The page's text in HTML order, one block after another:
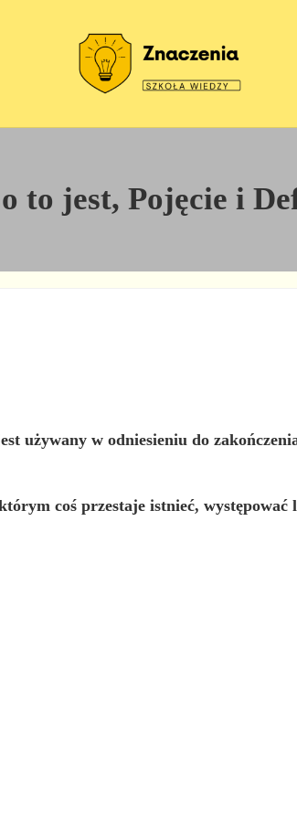
to jest, Pojęcie i
używany w odniesieniu do
coś przestaje istnieć, występować